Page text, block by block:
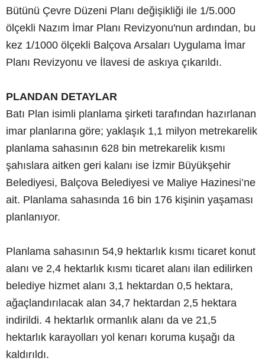
Bütünü Çevre Düzeni Planı değişikliği ile 1/5.000
ölçekli Nazım İmar Planı Revizyonu'nun ardından, bu
kez 1/1000 ölçekli Balçova Arsaları Uygulama İmar
Planı Revizyonu ve İlavesi de askıya çıkarıldı.
PLANDAN DETAYLAR
Batı Plan isimli planlama şirketi tarafından hazırlanan
imar planlarına göre; yaklaşık 1,1 milyon metrekarelik
planlama sahasının 628 bin metrekarelik kısmı
şahıslara aitken geri kalanı ise İzmir Büyükşehir
Belediyesi, Balçova Belediyesi ve Maliye Hazinesi’ne
ait. Planlama sahasında 16 bin 176 kişinin yaşaması
planlanıyor.
Planlama sahasının 54,9 hektarlık kısmı ticaret konut
alanı ve 2,4 hektarlık kısmı ticaret alanı ilan edilirken
belediye hizmet alanı 3,1 hektardan 0,5 hektara,
ağaçlandırılacak alan 34,7 hektardan 2,5 hektara
indirildi. 4 hektarlık ormanlık alanı da ve 21,5
hektarlık karayolları yol kenarı koruma kuşağı da
kaldırıldı.